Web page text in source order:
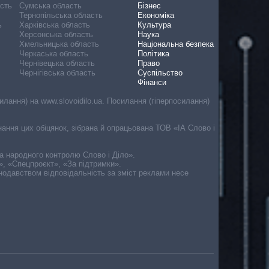
Сумська область
Тернопільська область
Харківська область
Херсонська область
Хмельницька область
Черкаська область
Чернівецька область
Чернігівська область
Бізнес
Економіка
Культура
Наука
Національна безпека
Політика
Право
Суспільство
Фінанси
на www.slovoidilo.ua. Посилання (гіперпосилання)
цих обіцянок, зібрана й опрацьована ТОВ «ІА Слово і
народного контролю Слово і Діло».
«Спецпроєкт», «За підтримки».
відповідальність за зміст реклами несе